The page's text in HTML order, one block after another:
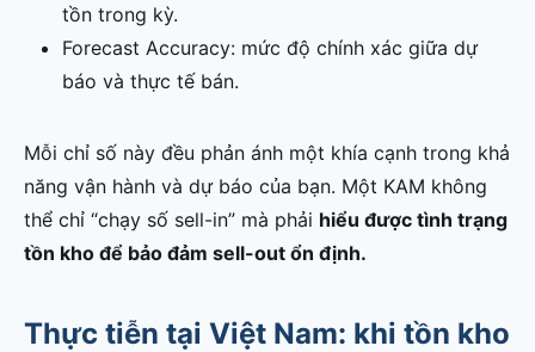
tồn trong kỳ.
Forecast Accuracy: mức độ chính xác giữa dự
báo và thực tế bán.
Mỗi chỉ số này đều phản ánh một khía cạnh trong khả
năng vận hành và dự báo của bạn. Một KAM không
thể chỉ “chạy số sell-in” mà phải hiểu được tình trạng
tồn kho để bảo đảm sell-out ổn định.
Thực tiễn tại Việt Nam: khi tồn kho